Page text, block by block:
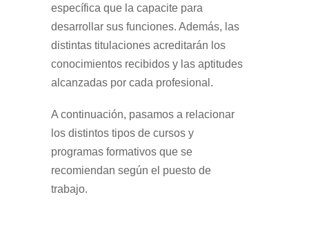
específica que la capacite para
desarrollar sus funciones. Además, las
distintas titulaciones acreditarán los
conocimientos recibidos y las aptitudes
alcanzadas por cada profesional.
A continuación, pasamos a relacionar
los distintos tipos de cursos y
programas formativos que se
recomiendan según el puesto de
trabajo.